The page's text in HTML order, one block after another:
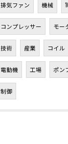
排気ファン 機械
コンプレッサー モー
技術 産業 コイル
電動機 工場 ポン
制御